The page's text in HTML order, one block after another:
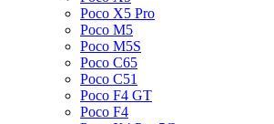
Poco X5 Pro
Poco M5
Poco M5S
Poco C65
Poco C51
Poco F4 GT
Poco F4